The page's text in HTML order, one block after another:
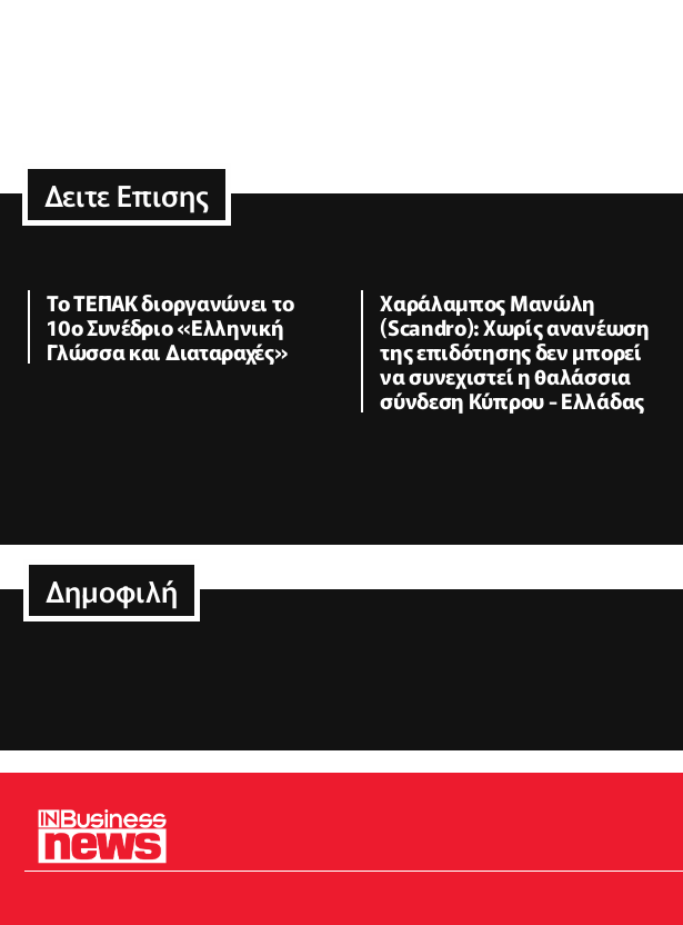
Δειτε Επισης
Το ΤΕΠΑΚ διοργανώνει το
10ο Συνέδριο «Ελληνική
Γλώσσα και Διαταραχές»
Χαράλαμπος Μανώλη
(Scandro): Χωρίς ανανέωση
της επιδότησης δεν μπορεί
να συνεχιστεί η θαλάσσια
σύνδεση Κύπρου - Ελλάδας
Δημοφιλή